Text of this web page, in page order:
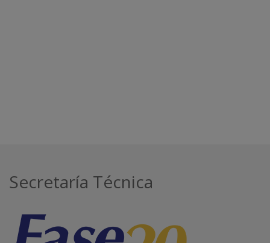
Secretaría Técnica